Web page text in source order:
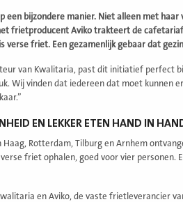
een bijzondere manier. Niet alleen met
frietproducent Aviko trakteert de
verse friet. Een gezamenlijk gebaar dat
van Kwalitaria, past dit initiatief perfect
Wij vinden dat iedereen dat moet kunnen
EN LEKKER ETEN HAND IN
Haag, Rotterdam, Tilburg en Arnhem
friet ophalen, goed voor vier
en Aviko, de vaste frietleverancier